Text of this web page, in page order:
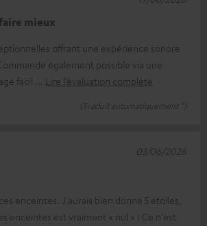
mieux
offrant une expérience sonore
également possible via une
facil
Lire l’évaluation complète
(Traduit automatiquement *)
enceintes. J'aurais bien donné 5 étoiles,
enceintes est vraiment « nul » ! Ce n'est
03/06/2026